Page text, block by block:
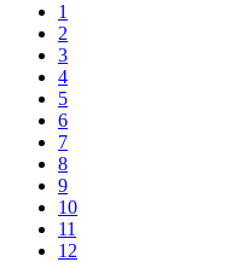
1
2
3
4
5
6
7
8
9
10
11
12